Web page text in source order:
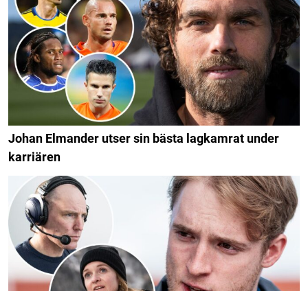
Johan Elmander utser sin bästa lagkamrat under
karriären